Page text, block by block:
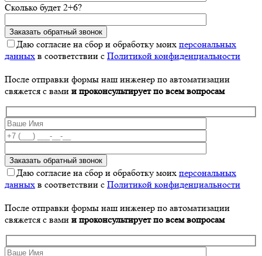
Сколько будет 2+6?
Даю согласие на сбор и обработку моих персональных
данных в соответствии с Политикой конфиденциальности
После отправки формы наш инженер по автоматизации
свяжется с вами и проконсультирует по всем вопросам
Даю согласие на сбор и обработку моих персональных
данных в соответствии с Политикой конфиденциальности
После отправки формы наш инженер по автоматизации
свяжется с вами и проконсультирует по всем вопросам